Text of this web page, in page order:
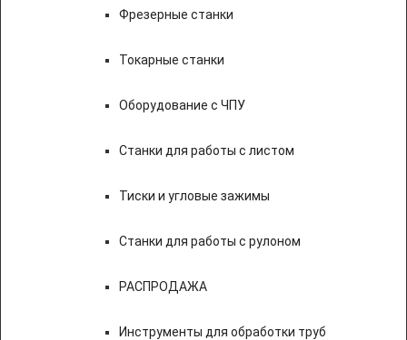
Фрезерные станки
Токарные станки
Оборудование с ЧПУ
Станки для работы с листом
Тиски и угловые зажимы
Станки для работы с рулоном
РАСПРОДАЖА
Инструменты для обработки труб